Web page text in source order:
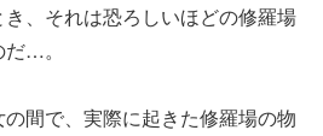
、それは恐ろしいほどの修羅場
…。
間で、実際に起きた修羅場の物